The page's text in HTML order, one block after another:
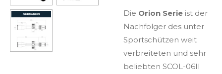
Die Orion Serie ist der
Nachfolger des unter
Sportschützen weit
verbreiteten und sehr
beliebten SCOL-06II